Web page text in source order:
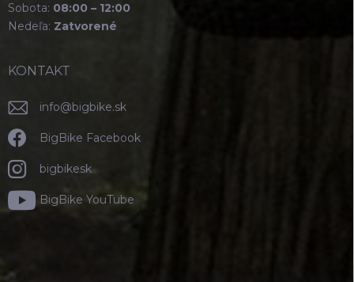
Sobota: 08:00 – 12:00
Nedeľa: Zatvorené
KONTAKT
info@bigbike.sk
BigBike Facebook
bigbikesk
BigBike YouTube